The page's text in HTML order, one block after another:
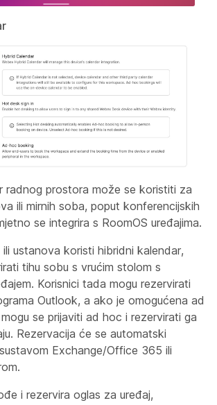
radnog prostora može se koristiti za
ili mirnih soba, poput konferencijskih
se integrira s RoomOS uređajima.
ustanova koristi hibridni kalendar,
tihu sobu s vrućim stolom s
Korisnici tada mogu rezervirati
Outlook, a ako je omogućena ad
se prijaviti ad hoc i rezervirati ga
Rezervacija će se automatski
Exchange/Office 365 ili
i rezervira oglas za uređaj,